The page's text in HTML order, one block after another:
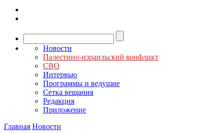
Новости
Палестино-израильский конфликт
СВО
Интервью
Программы и ведущие
Сетка вещания
Редакция
Приложение
Главная Новости